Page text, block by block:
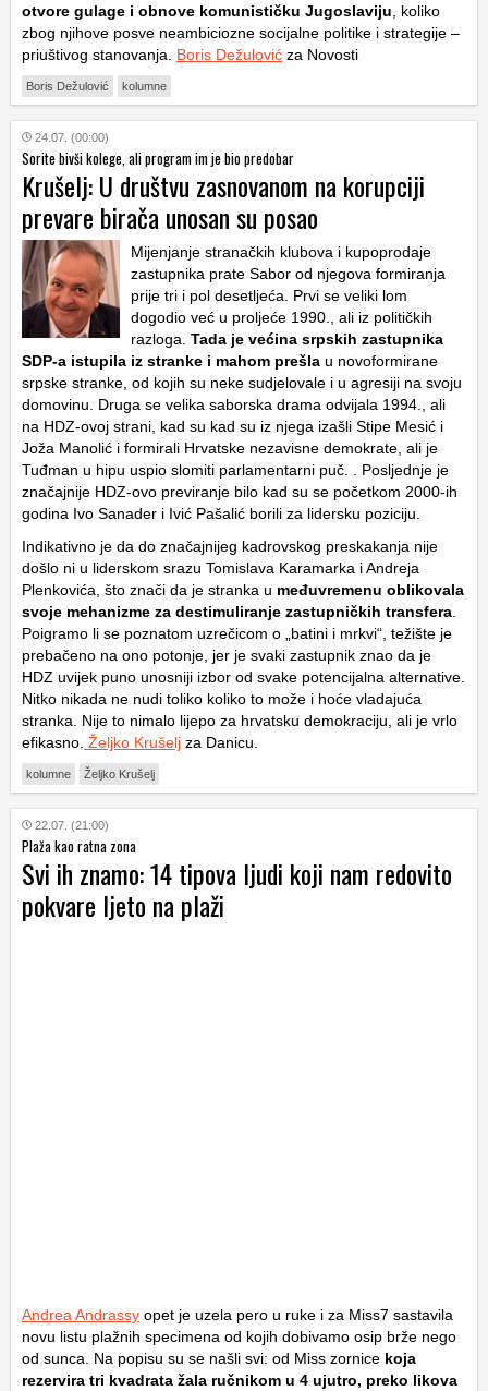
otvore gulage i obnove komunističku Jugoslaviju , koliko
zbog njihove posve neambiciozne socijalne politike i strategije –
priuštivog stanovanja. Boris Dežulović za Novosti
Boris Dežulović kolumne
24.07. (00:00)
Sorite bivši kolege, ali program im je bio predobar
Krušelj: U društvu zasnovanom na korupciji
prevare birača unosan su posao
Mijenjanje stranačkih klubova i kupoprodaje
zastupnika prate Sabor od njegova formiranja
prije tri i pol desetljeća. Prvi se veliki lom
dogodio već u proljeće 1990., ali iz političkih
razloga. Tada je većina srpskih zastupnika
SDP-a istupila iz stranke i mahom prešla u novoformirane
srpske stranke, od kojih su neke sudjelovale i u agresiji na svoju
domovinu. Druga se velika saborska drama odvijala 1994., ali
na HDZ-ovoj strani, kad su kad su iz njega izašli Stipe Mesić i
Joža Manolić i formirali Hrvatske nezavisne demokrate, ali je
Tuđman u hipu uspio slomiti parlamentarni puč. . Posljednje je
značajnije HDZ-ovo previranje bilo kad su se početkom 2000-ih
godina Ivo Sanader i Ivić Pašalić borili za lidersku poziciju.
Indikativno je da do značajnijeg kadrovskog preskakanja nije
došlo ni u liderskom srazu Tomislava Karamarka i Andreja
Plenkovića, što znači da je stranka u međuvremenu oblikovala
svoje mehanizme za destimuliranje zastupničkih transfera
Poigramo li se poznatom uzrečicom o „batini i mrkvi“, težište je
prebačeno na ono potonje, jer je svaki zastupnik znao da je
HDZ uvijek puno unosniji izbor od svake potencijalna alternative.
Nitko nikada ne nudi toliko koliko to može i hoće vladajuća
stranka. Nije to nimalo lijepo za hrvatsku demokraciju, ali je vrlo
efikasno. Željko Krušelj za Danicu.
kolumne Željko Krušelj
22.07. (21:00)
Plaža kao ratna zona
Svi ih znamo: 14 tipova ljudi koji nam redovito
pokvare ljeto na plaži
Andrea Andrassy opet je uzela pero u ruke i za Miss7 sastavila
novu listu plažnih specimena od kojih dobivamo osip brže nego
od sunca. Na popisu su se našli svi: od Miss zornice koja
rezervira tri kvadrata žala ručnikom u 4 ujutro, preko likova